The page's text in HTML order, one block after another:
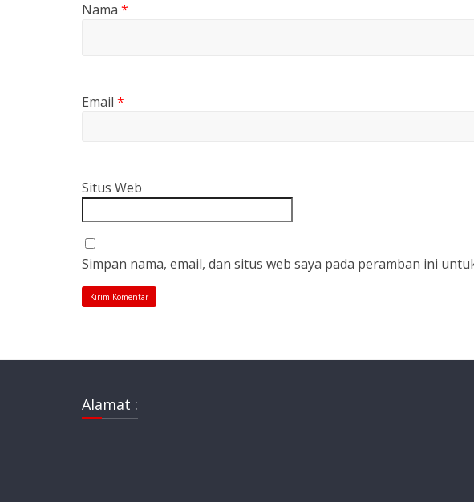
Nama *
Email *
Situs Web
Simpan nama, email, dan situs web saya pada peramban ini
Alamat :